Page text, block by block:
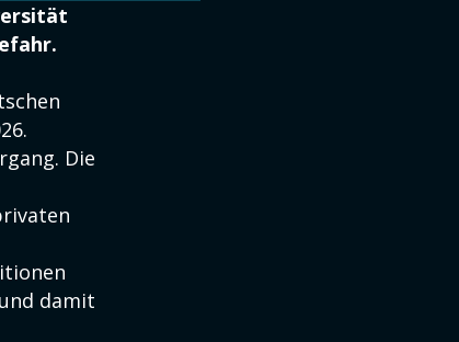
Die
damit